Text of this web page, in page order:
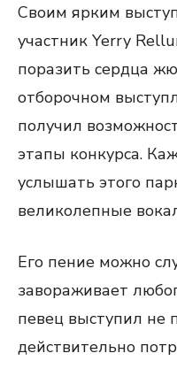
Своим ярким
участник Yerry
поразить сердца
отборочном
получил
этапы конкурса.
услышать этого
великолепные
Его пение можно
завораживает
певец выступил не
действительно